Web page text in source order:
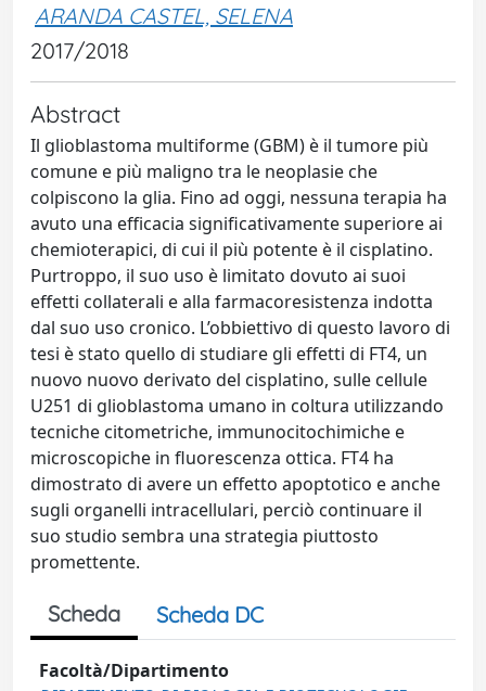
ARANDA CASTEL, SELENA
2017/2018
Abstract
Il glioblastoma multiforme (GBM) è il tumore più
comune e più maligno tra le neoplasie che
colpiscono la glia. Fino ad oggi, nessuna terapia ha
avuto una efficacia significativamente superiore ai
chemioterapici, di cui il più potente è il cisplatino.
Purtroppo, il suo uso è limitato dovuto ai suoi
effetti collaterali e alla farmacoresistenza indotta
dal suo uso cronico. L’obbiettivo di questo lavoro di
tesi è stato quello di studiare gli effetti di FT4, un
nuovo nuovo derivato del cisplatino, sulle cellule
U251 di glioblastoma umano in coltura utilizzando
tecniche citometriche, immunocitochimiche e
microscopiche in fluorescenza ottica. FT4 ha
dimostrato di avere un effetto apoptotico e anche
sugli organelli intracellulari, perciò continuare il
suo studio sembra una strategia piuttosto
promettente.
Scheda Scheda DC
Facoltà/Dipartimento